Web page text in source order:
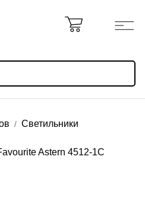
Светильники
Astern 4512-1C